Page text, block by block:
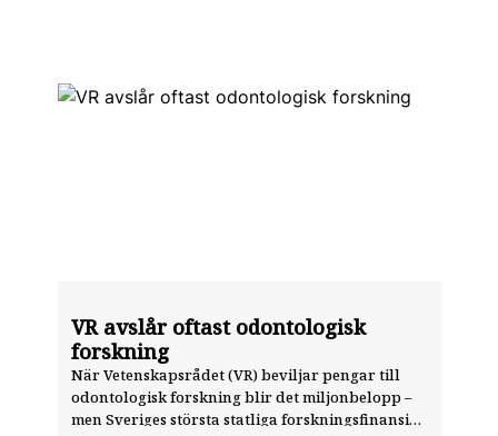
VR avslår oftast odontologisk
forskning
När Vetenskapsrådet (VR) beviljar pengar till
odontologisk forskning blir det miljonbelopp –
men Sveriges största statliga forskningsfinansiär